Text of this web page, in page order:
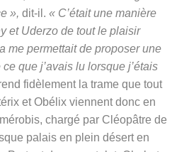
», dit-il. « C’était une manière
et Uderzo de tout le plaisir
me permettait de proposer une
que j’avais lu lorsque j’étais
fidèlement la trame que tout
et Obélix viennent donc en
chargé par Cléopâtre de
palais en plein désert en